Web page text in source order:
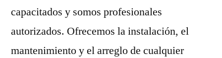
capacitados y somos profesionales
autorizados. Ofrecemos la instalación, el
mantenimiento y el arreglo de cualquier